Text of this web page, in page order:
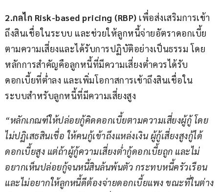
2.กลไก Risk-based pricing (RBP) เพื่อส่งเสริมการเข้า
ถึงสินเชื่อในระบบ และช่วยให้ลูกหนี้จ่ายอัตราดอกเบี้ย
ตามความเสี่ยงและได้รับการปฏิบัติอย่างเป็นธรรม โดย
หลักการสำคัญคือลูกหนี้ที่มีความเสี่ยงต่ำควรได้รับ
ดอกเบี้ยที่ต่ำลง และเพิ่มโอกาสการเข้าถึงสินเชื่อใน
ระบบสำหรับลูกหนี้ที่มีความเสี่ยงสูง
“หลักเกณฑ์ให้ปล่อยกู้คิดดอกเบี้ยตามความเสี่ยงผู้กู้ โดย
ไม่ปฏิเสธสินเชื่อ ให้คนกู้เข้าถึงแหล่งเงิน ผู้กู้เสี่ยงสูงกู้ได้
ดอกเบี้ยสูง แต่ถ้าผู้กู้ความเสี่ยงต่ำกู้ดอกเบี้ยถูก และไม่
อยากเห็นปล่อยกู้จนหนี้สินล้นพ้นตัว กระทบหนี้ครัวเรือน
และไม่อยากให้ลูกหนี้ดีต้องจ่ายดอกเบี้ยแพง ขณะที่ในต่าง